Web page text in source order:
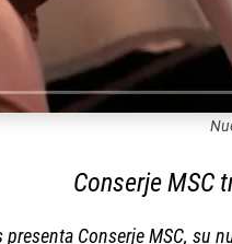
Conserje MSC
presenta Conserje MSC, su